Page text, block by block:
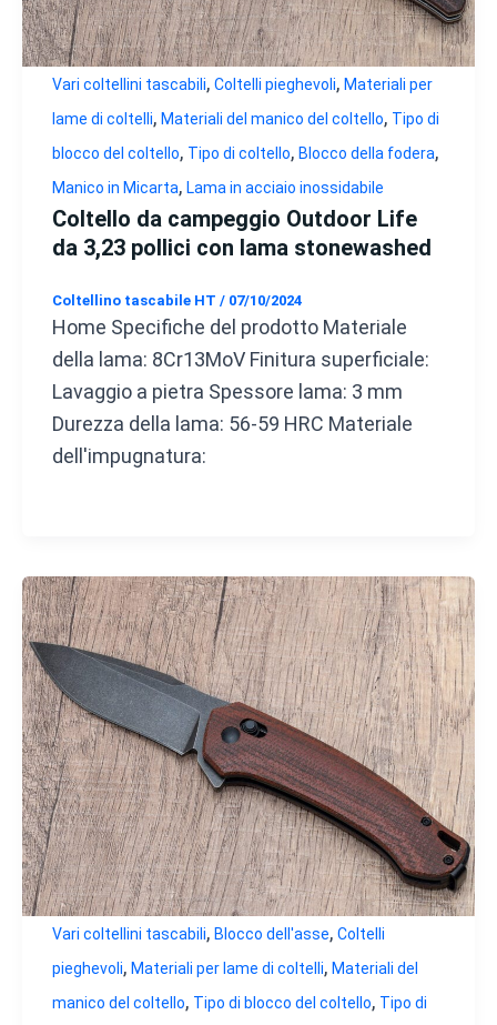
Vari coltellini tascabili, Coltelli pieghevoli, Materiali per
lame di coltelli, Materiali del manico del coltello, Tipo di
blocco del coltello, Tipo di coltello, Blocco della fodera,
Manico in Micarta, Lama in acciaio inossidabile
Coltello da campeggio Outdoor Life
da 3,23 pollici con lama stonewashed
Coltellino tascabile HT / 07/10/2024
Home Specifiche del prodotto Materiale
della lama: 8Cr13MoV Finitura superficiale:
Lavaggio a pietra Spessore lama: 3 mm
Durezza della lama: 56-59 HRC Materiale
dell'impugnatura:
Vari coltellini tascabili, Blocco dell'asse, Coltelli
pieghevoli, Materiali per lame di coltelli, Materiali del
manico del coltello, Tipo di blocco del coltello, Tipo di